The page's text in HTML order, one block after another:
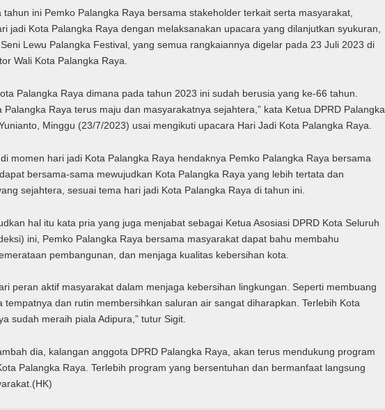
tahun ini Pemko Palangka Raya bersama stakeholder terkait serta masyarakat,
jadi Kota Palangka Raya dengan melaksanakan upacara yang dilanjutkan syukuran,
Lewu Palangka Festival, yang semua rangkaiannya digelar pada 23 Juli 2023 di
Wali Kota Palangka Raya.
Palangka Raya dimana pada tahun 2023 ini sudah berusia yang ke-66 tahun.
Palangka Raya terus maju dan masyarakatnya sejahtera,” kata Ketua DPRD Palangka
Minggu (23/7/2023) usai mengikuti upacara Hari Jadi Kota Palangka Raya.
momen hari jadi Kota Palangka Raya hendaknya Pemko Palangka Raya bersama
bersama-sama mewujudkan Kota Palangka Raya yang lebih tertata dan
sejahtera, sesuai tema hari jadi Kota Palangka Raya di tahun ini.
hal itu kata pria yang juga menjabat sebagai Ketua Asosiasi DPRD Kota Seluruh
ini, Pemko Palangka Raya bersama masyarakat dapat bahu membahu
pembangunan, dan menjaga kualitas kebersihan kota.
peran aktif masyarakat dalam menjaga kebersihan lingkungan. Seperti membuang
tempatnya dan rutin membersihkan saluran air sangat diharapkan. Terlebih Kota
sudah meraih piala Adipura,” tutur Sigit.
dia, kalangan anggota DPRD Palangka Raya, akan terus mendukung program
Palangka Raya. Terlebih program yang bersentuhan dan bermanfaat langsung